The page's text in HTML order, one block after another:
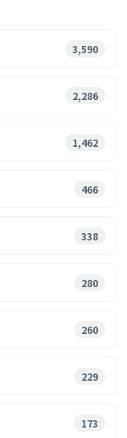
3,590
2,286
1,462
466
338
280
260
229
173